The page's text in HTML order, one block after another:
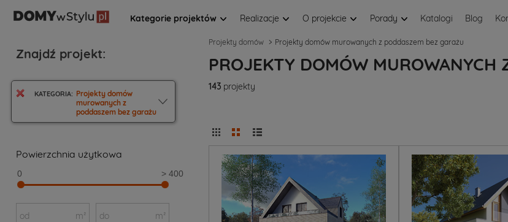
Kategorie projektów Realizacje O projekcie Porady Katalogi Blog
Projekty domów Projekty domów murowanych z poddaszem bez garażu
PROJEKTY DOMÓW MUROWANYCH
143 projekty
Znajdź projekt:
KATEGORIA: Projekty domów
murowanych z
poddaszem bez garażu
Powierzchnia użytkowa
0 > 400
od m² do m²